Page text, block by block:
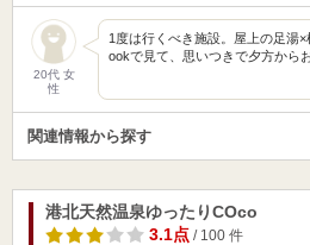
20代 女
性
1度は行くべき施設。屋上の足湯
ookで見て、思いつきで夕方から
関連情報から探す
港北天然温泉ゆったりCOco
3.1点/ 100 件